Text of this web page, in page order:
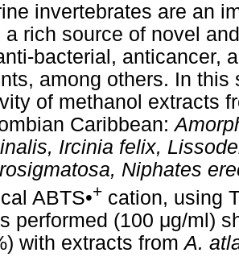
invertebrates are an
a rich source of novel
bacterial, anticancer,
among others. In
of methanol extracts
Caribbean:
Ircinia felix,
Niphates
ABTS•+ cation, using
performed (100 μg/ml)
with extracts fromA.